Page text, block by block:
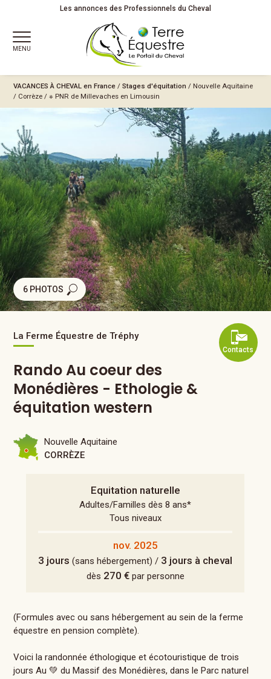
Les annonces des Professionnels du Cheval
MENU
VACANCES À CHEVALen France /Stages d'équitation / Nouvelle Aquitaine
/ Corrèze /※ PNR de Millevaches en Limousin
6 PHOTOS
Contacts
La Ferme Équestre de Tréphy
Rando Au coeur des
Monédières - Ethologie &
équitation western
Equitation naturelle
Adultes/Familles dès 8 ans*
Tous niveaux
nov. 2025
3 jours (sans hébergement) / 3 jours à cheval
dès 270 €par personne
Nouvelle Aquitaine
CORRÈZE
(Formules avec ou sans hébergement au sein de la ferme
équestre en pension complète).
Voici la randonnée éthologique et écotouristique de trois
jours Au 💚 du Massif des Monédières, dans le Parc naturel